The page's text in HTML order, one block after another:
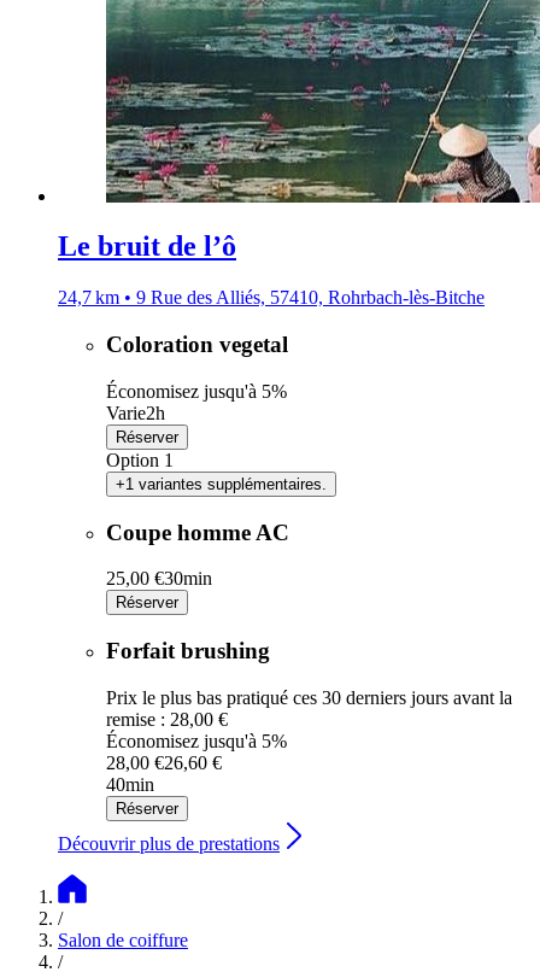
Le bruit de l’ô
24,7 km • 9 Rue des Alliés, 57410, Rohrbach-lès-Bitche
Coloration vegetal
Économisez jusqu'à 5%
Varie2h
Réserver
Option 1
+1 variantes supplémentaires.
Coupe homme AC
25,00 €30min
Réserver
Forfait brushing
Prix le plus bas pratiqué ces 30 derniers jours avant la
remise : 28,00 €
Économisez jusqu'à 5%
28,00 €26,60 €
40min
Réserver
Découvrir plus de prestations
/
Salon de coiffure
/